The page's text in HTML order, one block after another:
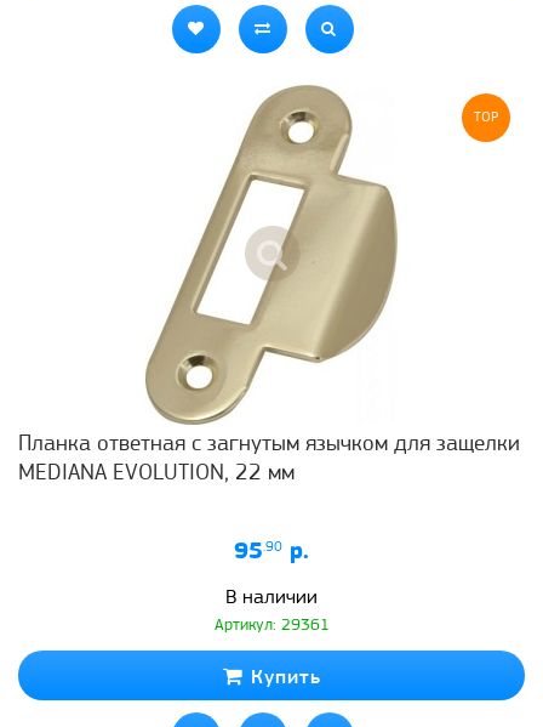
TOP
Планка ответная с загнутым язычком для защелки
MEDIANA EVOLUTION, 22 мм
95.90 р.
В наличии
Артикул: 29361
Купить